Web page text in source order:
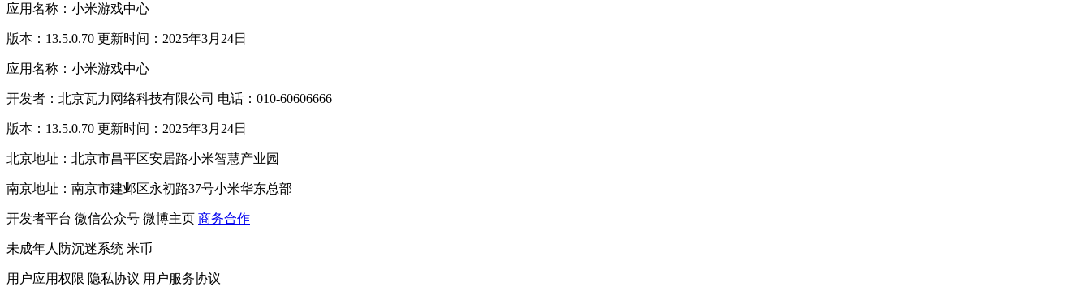
应用名称：小米游戏中心
版本：13.5.0.70 更新时间：2025年3月24日
应用名称：小米游戏中心
开发者：北京瓦力网络科技有限公司 电话：010-60606666
版本：13.5.0.70 更新时间：2025年3月24日
北京地址：北京市昌平区安居路小米智慧产业园
南京地址：南京市建邺区永初路37号小米华东总部
开发者平台 微信公众号 微博主页 商务合作
未成年人防沉迷系统 米币
用户应用权限 隐私协议 用户服务协议